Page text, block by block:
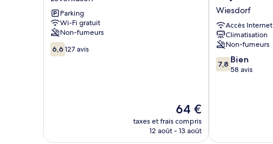
Hotel
am
Stadion
Leverkusen
Parking
Wi-Fi gratuit
Non-fumeurs
6.6
sur
6,6 127 avis
Le
nouveau
prix
64 €
taxes et frais compris
12 août - 13 août
Köln
Leverkusen
City
Wiesdorf
Wiesdorf
Accès Internet
Climatisation
Non-fumeurs
7.8
sur
7,8 Bien
58 avis